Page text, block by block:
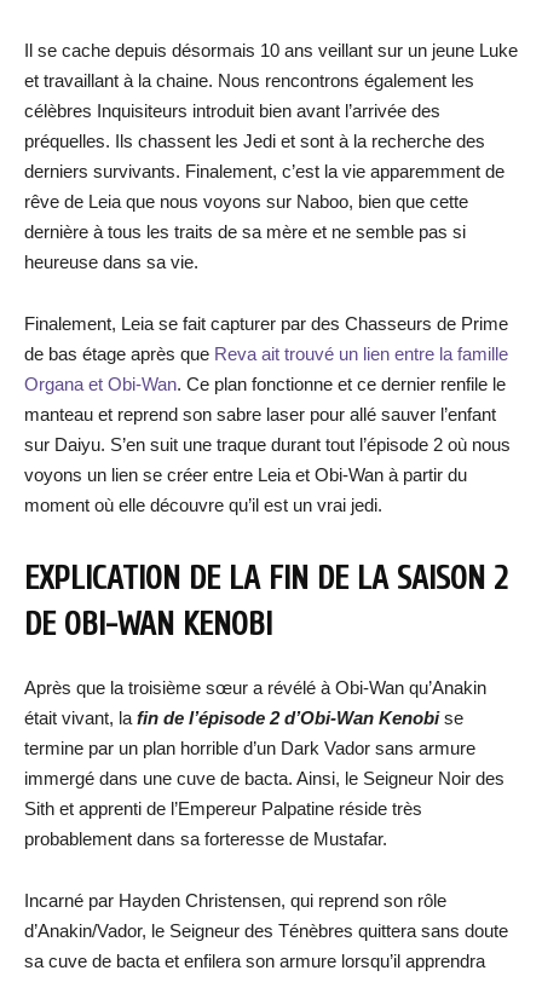
Il se cache depuis désormais 10 ans veillant sur un jeune Luke
et travaillant à la chaine. Nous rencontrons également les
célèbres Inquisiteurs introduit bien avant l’arrivée des
préquelles. Ils chassent les Jedi et sont à la recherche des
derniers survivants. Finalement, c’est la vie apparemment de
rêve de Leia que nous voyons sur Naboo, bien que cette
dernière à tous les traits de sa mère et ne semble pas si
heureuse dans sa vie.
Finalement, Leia se fait capturer par des Chasseurs de Prime
de bas étage après que Reva ait trouvé un lien entre la famille
Organa et Obi-Wan. Ce plan fonctionne et ce dernier renfile le
manteau et reprend son sabre laser pour allé sauver l’enfant
sur Daiyu. S’en suit une traque durant tout l’épisode 2 où nous
voyons un lien se créer entre Leia et Obi-Wan à partir du
moment où elle découvre qu’il est un vrai jedi.
EXPLICATION DE LA FIN DE LA SAISON 2
DE OBI-WAN KENOBI
Après que la troisième sœur a révélé à Obi-Wan qu’Anakin
était vivant, la fin de l’épisode 2 d’Obi-Wan Kenobise
termine par un plan horrible d’un Dark Vador sans armure
immergé dans une cuve de bacta. Ainsi, le Seigneur Noir des
Sith et apprenti de l’Empereur Palpatine réside très
probablement dans sa forteresse de Mustafar.
Incarné par Hayden Christensen, qui reprend son rôle
d’Anakin/Vador, le Seigneur des Ténèbres quittera sans doute
sa cuve de bacta et enfilera son armure lorsqu’il apprendra